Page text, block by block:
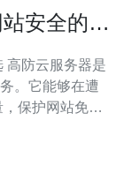
安全的首
。它能够在遭
保护网站免受